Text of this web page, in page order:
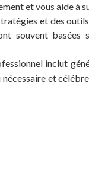
et vous aide à
et des
souvent
inclut
et